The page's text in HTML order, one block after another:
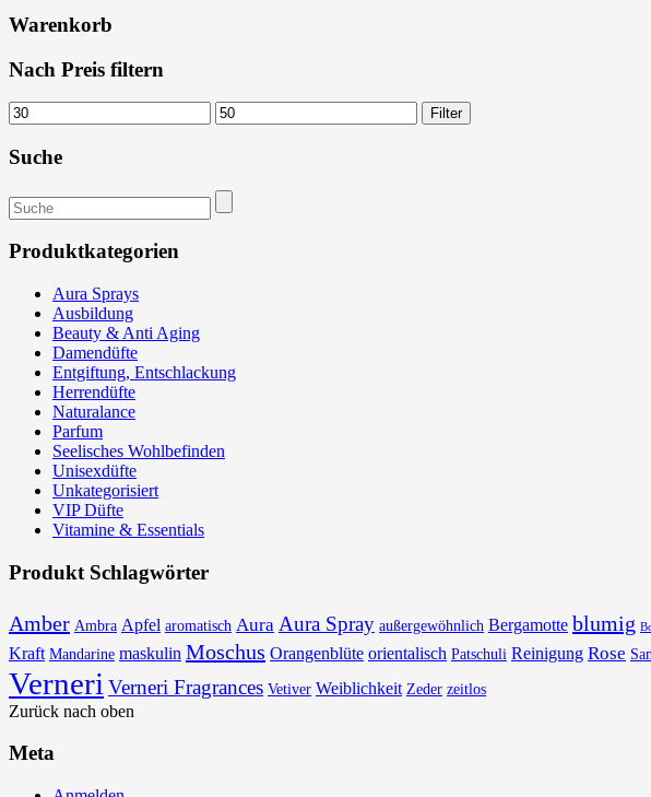
Warenkorb
Nach Preis filtern
Min.
Preis
Max.
Preis
Filter
Suche
Suchen
nach:
Produktkategorien
Aura Sprays
Ausbildung
Beauty & Anti Aging
Damendüfte
Entgiftung, Entschlackung
Herrendüfte
Naturalance
Parfum
Seelisches Wohlbefinden
Unisexdüfte
Unkategorisiert
VIP Düfte
Vitamine & Essentials
Produkt Schlagwörter
Amber Ambra Apfel aromatisch Aura Aura Spray außergewöhnlich Bergamotte blumig
Kraft Mandarine maskulin Moschus Orangenblüte orientalisch Patschuli Reinigung Rose
Verneri Verneri Fragrances Vetiver Weiblichkeit Zeder zeitlos
Zurück nach oben
Meta